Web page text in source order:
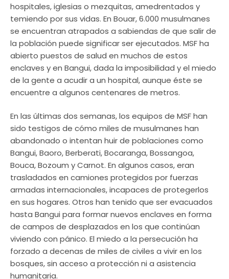
hospitales, iglesias o mezquitas, amedrentados y
temiendo por sus vidas. En Bouar, 6.000 musulmanes
se encuentran atrapados a sabiendas de que salir de
la población puede significar ser ejecutados. MSF ha
abierto puestos de salud en muchos de estos
enclaves y en Bangui, dada la imposibilidad y el miedo
de la gente a acudir a un hospital, aunque éste se
encuentre a algunos centenares de metros.
En las últimas dos semanas, los equipos de MSF han
sido testigos de cómo miles de musulmanes han
abandonado o intentan huir de poblaciones como
Bangui, Baoro, Berberati, Bocaranga, Bossangoa,
Bouca, Bozoum y Carnot. En algunos casos, eran
trasladados en camiones protegidos por fuerzas
armadas internacionales, incapaces de protegerlos
en sus hogares. Otros han tenido que ser evacuados
hasta Bangui para formar nuevos enclaves en forma
de campos de desplazados en los que continúan
viviendo con pánico. El miedo a la persecución ha
forzado a decenas de miles de civiles a vivir en los
bosques, sin acceso a protección ni a asistencia
humanitaria.